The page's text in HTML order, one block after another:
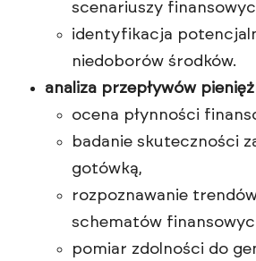
scenariuszy
identyfikacja
niedoborów środków.
analiza przepływów
ocena płynności
badanie skuteczności
gotówką,
rozpoznawanie
schematów
pomiar zdolności do